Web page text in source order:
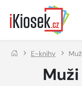
Přejít na hlavní obsah
E-knihy